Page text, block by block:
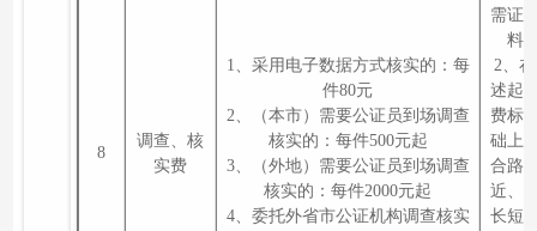
8
调查、核
实费
1、采用电子数据方式核实的：每
件80元
2、（本市）需要公证员到场调查
核实的：每件500元起
3、（外地）需要公证员到场调查
核实的：每件2000元起
4、委托外省市公证机构调查核实
需证
料
2、
述起
费标
础上
合路
近、
长短